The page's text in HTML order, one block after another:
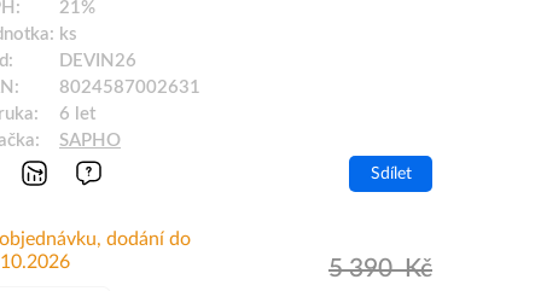
21%
ks
DEVIN26
8024587002631
6 let
SAPHO
Sdílet
dodání do
5 390Kč